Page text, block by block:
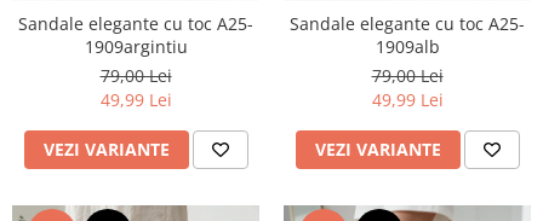
Sandale elegante cu toc A25-
1909argintiu
79,00 Lei
49,99 Lei
VEZI VARIANTE
Sandale elegante cu toc A25-
1909alb
79,00 Lei
49,99 Lei
VEZI VARIANTE